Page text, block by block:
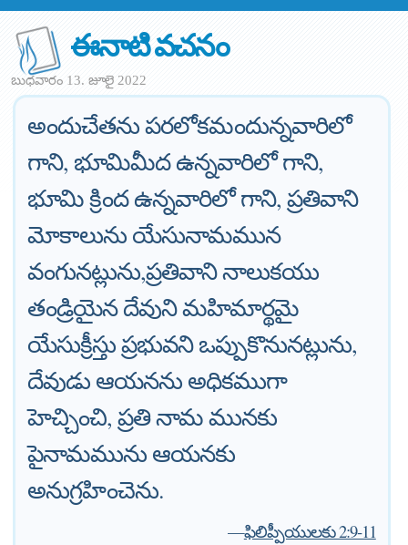
ఈనాటి వచనం
బుధవారం 13. జూలై 2022
అందుచేతను పరలోకమందున్నవారిలో
గాని, భూమిమీద ఉన్నవారిలో గాని,
భూమి క్రింద ఉన్నవారిలో గాని, ప్రతివాని
మోకాలును యేసునామమున
వంగునట్లును,ప్రతివాని నాలుకయు
తండ్రియైన దేవుని మహిమార్థమై
యేసుక్రీస్తు ప్రభువని ఒప్పుకొనునట్లును,
దేవుడు ఆయనను అధికముగా
హెచ్చించి, ప్రతి నామ మునకు
పైనామమును ఆయనకు
అనుగ్రహించెను.
—ఫిలిప్పీయులకు 2:9-11